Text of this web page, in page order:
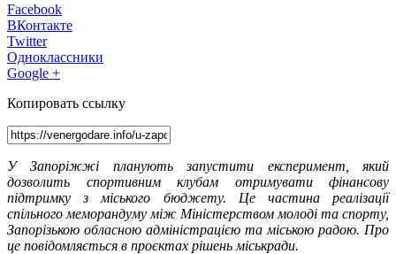
Facebook
ВКонтакте
Twitter
Одноклассники
Google +
Копировать ссылку
У Запоріжжі планують запустити експеримент, який
дозволить спортивним клубам отримувати фінансову
підтримку з міського бюджету. Це частина реалізації
спільного меморандуму між Міністерством молоді та спорту,
Запорізькою обласною адміністрацією та міською радою. Про
це повідомляється в проєктах рішень міськради.